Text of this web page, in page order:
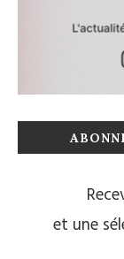
et une